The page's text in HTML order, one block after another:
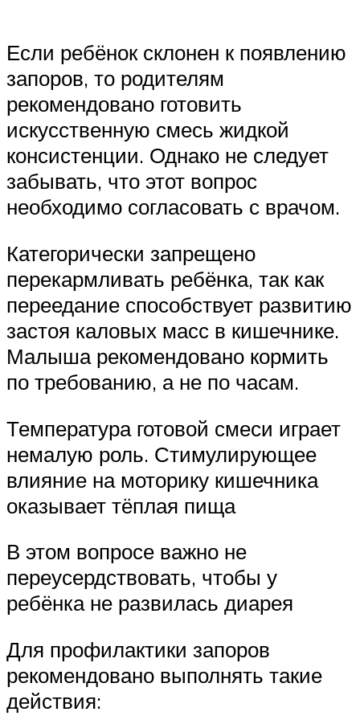
Если ребёнок склонен к появлению
запоров, то родителям
рекомендовано готовить
искусственную смесь жидкой
консистенции. Однако не следует
забывать, что этот вопрос
необходимо согласовать с врачом.
Категорически запрещено
перекармливать ребёнка, так как
переедание способствует развитию
застоя каловых масс в кишечнике.
Малыша рекомендовано кормить
по требованию, а не по часам.
Температура готовой смеси играет
немалую роль. Стимулирующее
влияние на моторику кишечника
оказывает тёплая пища
В этом вопросе важно не
переусердствовать, чтобы у
ребёнка не развилась диарея
Для профилактики запоров
рекомендовано выполнять такие
действия: